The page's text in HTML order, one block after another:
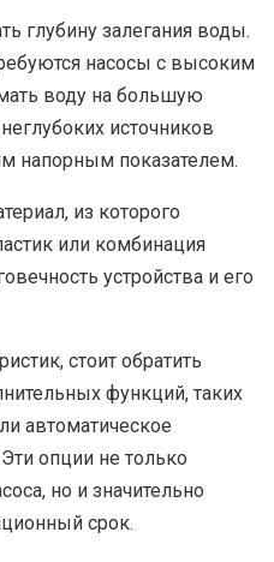
глубину залегания воды.
насосы с высоким
воду на большую
источников
напорным показателем.
из которого
или комбинация
устройства и его
стоит обратить
функций, таких
автоматическое
опции не только
но и значительно
срок.